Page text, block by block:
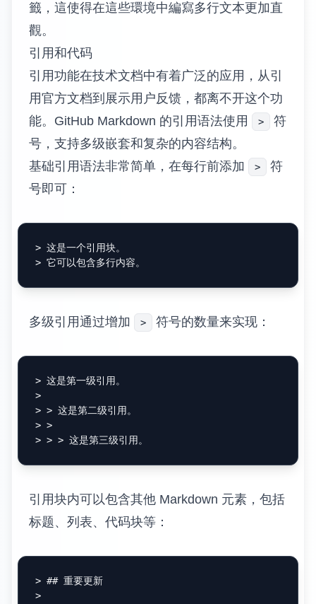
籤，這使得在這些環境中編寫多行文本更加直
觀。
引用和代码
引用功能在技术文档中有着广泛的应用，从引
用官方文档到展示用户反馈，都离不开这个功
能。GitHub Markdown 的引用语法使用
>
符
号，支持多级嵌套和复杂的内容结构。
基础引用语法非常简单，在每行前添加
>
符
号即可：
> 这是一个引用块。
> 它可以包含多行内容。
多级引用通过增加 > 符号的数量来实现：
> 这是第一级引用。
>
> > 这是第二级引用。
> >
> > > 这是第三级引用。
引用块内可以包含其他 Markdown 元素，包括
标题、列表、代码块等：
> ## 重要更新
>